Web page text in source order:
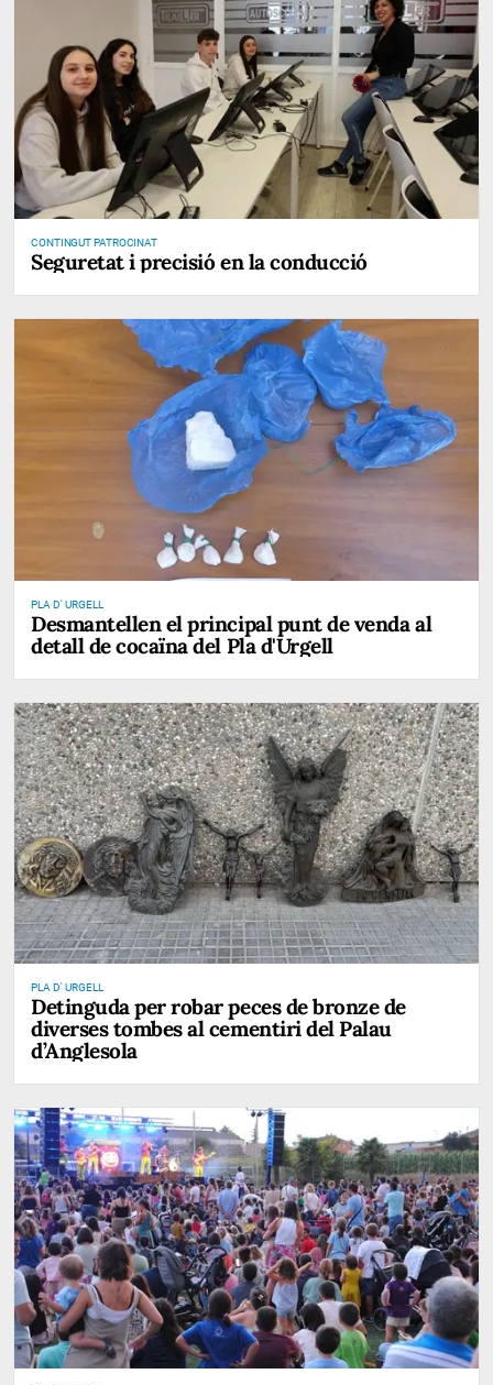
CONTINGUT PATROCINAT
Seguretat i precisió en la conducció
PLA D' URGELL
Desmantellen el principal punt de venda al
detall de cocaïna del Pla d'Urgell
PLA D' URGELL
Detinguda per robar peces de bronze de
diverses tombes al cementiri del Palau
d’Anglesola